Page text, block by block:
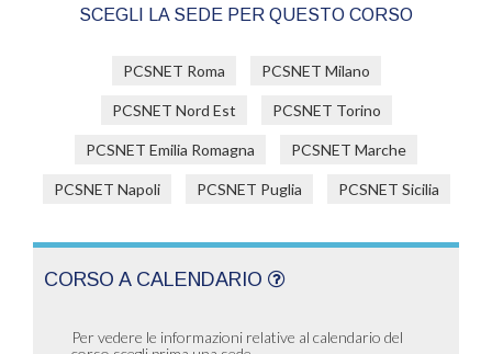
SCEGLI LA SEDE PER QUESTO CORSO
PCSNET Roma PCSNET Milano
PCSNET Nord Est PCSNET Torino
PCSNET Emilia Romagna PCSNET Marche
PCSNET Napoli PCSNET Puglia PCSNET Sicilia
CORSO A CALENDARIO
Per vedere le informazioni relative al calendario del